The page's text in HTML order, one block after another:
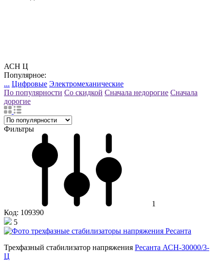
АСН Ц
Популярное:
... Цифровые Электромеханические
По популярности Со скидкой Сначала недорогие Сначала
дорогие
Фильтры
1
Код: 109390
5
Трехфазный стабилизатор напряжения Ресанта АСН-30000/3-
Ц